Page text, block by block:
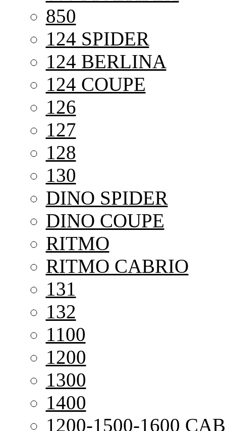
850
124 SPIDER
124 BERLINA
124 COUPE
126
127
128
130
DINO SPIDER
DINO COUPE
RITMO
RITMO CABRIO
131
132
1100
1200
1300
1400
1200-1500-1600